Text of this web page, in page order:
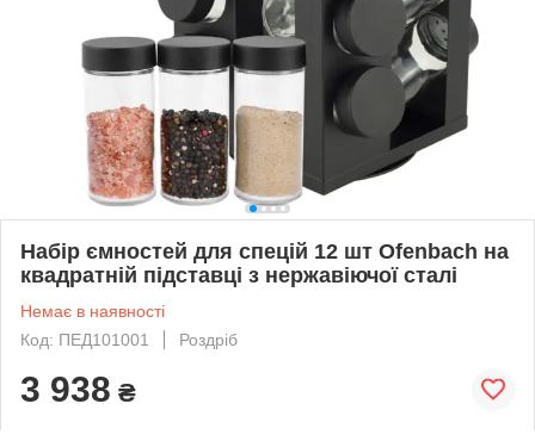
Набір ємностей для спецій 12 шт Ofenbach на
квадратній підставці з нержавіючої сталі
Немає в наявності
Код: ПЕД101001
Роздріб
3 938 ₴